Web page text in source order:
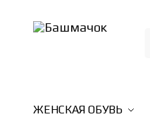
ЖЕНСКАЯ ОБУВЬ